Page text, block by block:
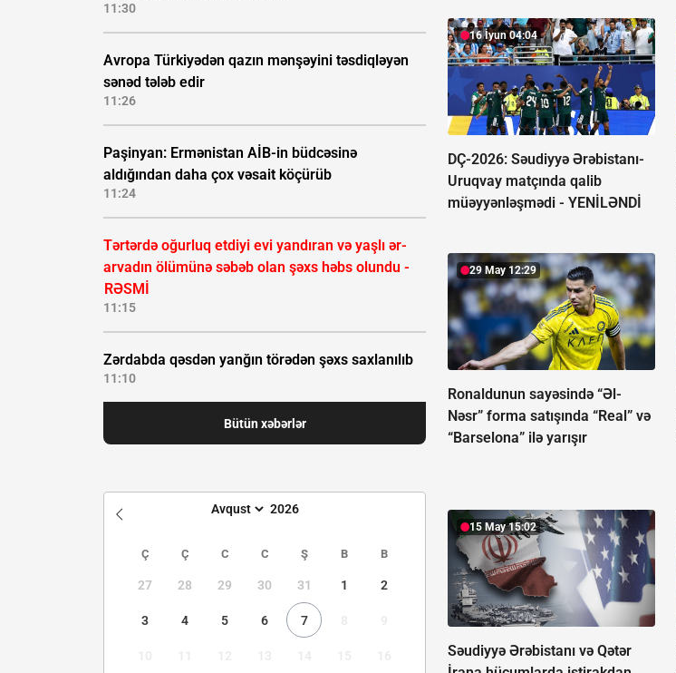
11:30
Avropa Türkiyədən qazın mənşəyini təsdiqləyən
sənəd tələb edir
11:26
Paşinyan: Ermənistan AİB-in büdcəsinə
aldığından daha çox vəsait köçürüb
11:24
Tərtərdə oğurluq etdiyi evi yandıran və yaşlı ər-
arvadın ölümünə səbəb olan şəxs həbs olundu -
RƏSMİ
11:15
Zərdabda qəsdən yanğın törədən şəxs saxlanılıb
11:10
Bütün xəbərlər
Ç Ç C C Ş B B
27 28 29 30 31 1 2
3 4 5 6 7
16 İyun 04:04
DÇ-2026: Səudiyyə Ərəbistanı-
Uruqvay matçında qalib
müəyyənləşmədi - YENİLƏNDİ
29 May 12:29
Ronaldunun sayəsində “Əl-
Nəsr” forma satışında “Real” və
“Barselona” ilə yarışır
15 May 15:02
Səudiyyə Ərəbistanı və Qətər